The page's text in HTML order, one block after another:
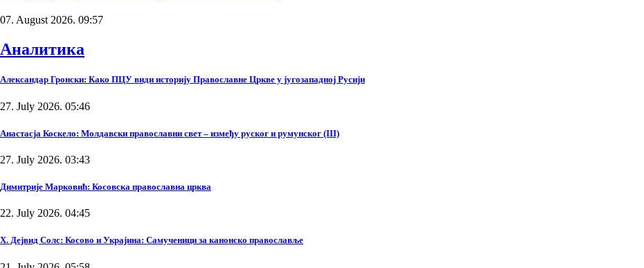
07. August 2026. 09:57
Аналитика
Александар Гронски: Како ПЦУ види историју Православне Цркве у југозападној Русији
27. July 2026. 05:46
Анастасја Коскело: Молдавски православни свет – између руског и румунског (III)
27. July 2026. 03:43
Димитрије Марковић: Косовска православна црква
22. July 2026. 04:45
Х. Дејвид Солс: Косово и Украјина: Самученици за канонско православље